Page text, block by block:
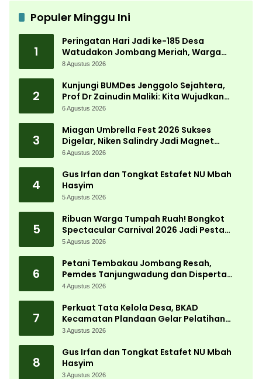
Populer Minggu Ini
1
Peringatan Hari Jadi ke-185 Desa
Watudakon Jombang Meriah, Warga
Tumpek Blek Padati Karnaval Budaya
8 Agustus 2026
2
Kunjungi BUMDes Jenggolo Sejahtera,
Prof Dr Zainudin Maliki: Kita Wujudkan
Kemandirian Ekonomi dengan Potensi
6 Agustus 2026
3
Miagan Umbrella Fest 2026 Sukses
Digelar, Niken Salindry Jadi Magnet
Ribuan Pengunjung
6 Agustus 2026
4
Gus Irfan dan Tongkat Estafet NU Mbah
Hasyim
5 Agustus 2026
5
Ribuan Warga Tumpah Ruah! Bongkot
Spectacular Carnival 2026 Jadi Pesta
Kemerdekaan Terbesar di Peterongan
5 Agustus 2026
6
Petani Tembakau Jombang Resah,
Pemdes Tanjungwadung dan Disperta
Bergerak Cepat
4 Agustus 2026
7
Perkuat Tata Kelola Desa, BKAD
Kecamatan Plandaan Gelar Pelatihan
Aparatur Pemdes
3 Agustus 2026
8
Gus Irfan dan Tongkat Estafet NU Mbah
Hasyim
3 Agustus 2026